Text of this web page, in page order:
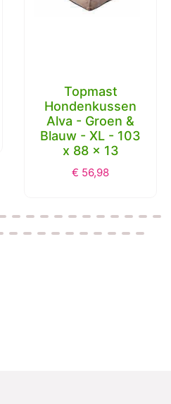
Topmast
Hondenkussen
Alva - Groen &
Blauw - XL - 103
x 88 x 13
€ 56,98